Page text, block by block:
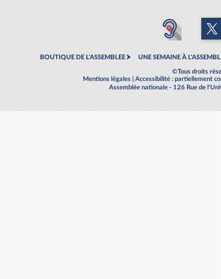
BOUTIQUE DE L'ASSEMBLEE UNE SEMAINE À
©Tous droits
Mentions légales
Accessibilité : partiellement
Assemblée nationale - 126 Rue de